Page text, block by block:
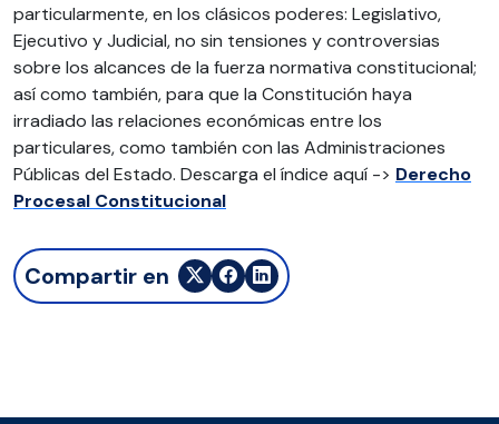
particularmente, en los clásicos poderes: Legislativo,
Ejecutivo y Judicial, no sin tensiones y controversias
sobre los alcances de la fuerza normativa constitucional;
así como también, para que la Constitución haya
irradiado las relaciones económicas entre los
particulares, como también con las Administraciones
Públicas del Estado. Descarga el índice aquí -> Derecho
Procesal Constitucional
Compartir en